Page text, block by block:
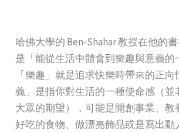
哈佛大學的 Ben-Shahar 教授在他的
是「能從生活中體會到樂趣與意義的
「樂趣」就是追求快樂時帶來的正
義」是指你對生活的一種使命感（並
大眾的期望），可能是開創事業、教
好吃的食物、做漂亮飾品或是寫出動